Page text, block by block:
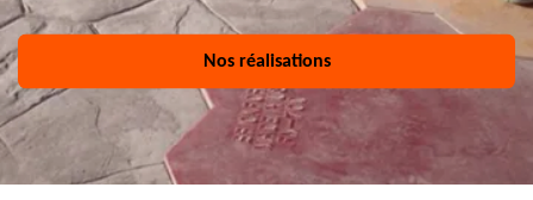
Nos réalisations